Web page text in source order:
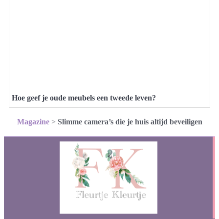
Hoe geef je oude meubels een tweede leven?
Magazine> Slimme camera’s die je huis altijd beveiligen